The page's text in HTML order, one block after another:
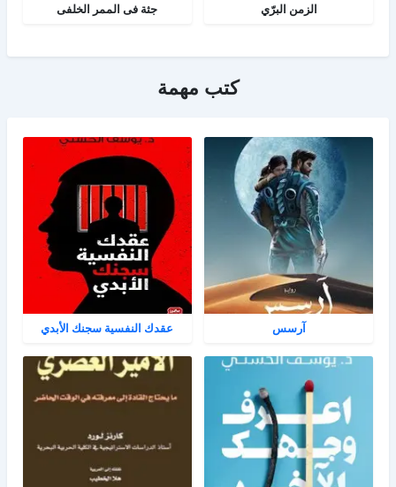
الزمن البرّي جثة فى الممر الخلفى
كتب مهمة
آرسس عقدك النفسية سجنك الأبدي